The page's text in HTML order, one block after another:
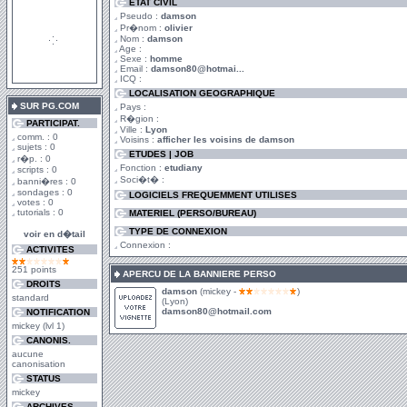
SUR PG.COM
PARTICIPAT.
comm. : 0
sujets : 0
r�p. : 0
scripts : 0
banni�res : 0
sondages : 0
votes : 0
tutorials : 0
voir en d�tail
ACTIVITES
251 points
DROITS
standard
NOTIFICATION
mickey (lvl 1)
CANONIS.
aucune
canonisation
STATUS
mickey
ETAT CIVIL
Pseudo : damson
Pr�nom : olivier
Nom : damson
Age :
Sexe : homme
Email : damson80@hotmai...
ICQ :
LOCALISATION GEOGRAPHIQUE
Pays :
R�gion :
Ville : Lyon
Voisins : afficher les voisins de damson
ETUDES | JOB
Fonction : etudiany
Soci�t� :
LOGICIELS FREQUEMMENT UTILISES
MATERIEL (PERSO/BUREAU)
TYPE DE CONNEXION
Connexion :
APERCU DE LA BANNIERE PERSO
damson (mickey -
)
(Lyon)
damson80@hotmail.com